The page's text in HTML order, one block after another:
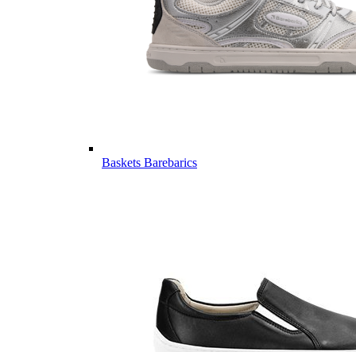
Baskets Barebarics